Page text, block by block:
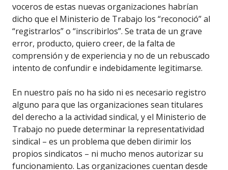
voceros de estas nuevas organizaciones habrían
dicho que el Ministerio de Trabajo los “reconoció” al
“registrarlos” o “inscribirlos”. Se trata de un grave
error, producto, quiero creer, de la falta de
comprensión y de experiencia y no de un rebuscado
intento de confundir e indebidamente legitimarse.
En nuestro país no ha sido ni es necesario registro
alguno para que las organizaciones sean titulares
del derecho a la actividad sindical, y el Ministerio de
Trabajo no puede determinar la representatividad
sindical – es un problema que deben dirimir los
propios sindicatos – ni mucho menos autorizar su
funcionamiento. Las organizaciones cuentan desde